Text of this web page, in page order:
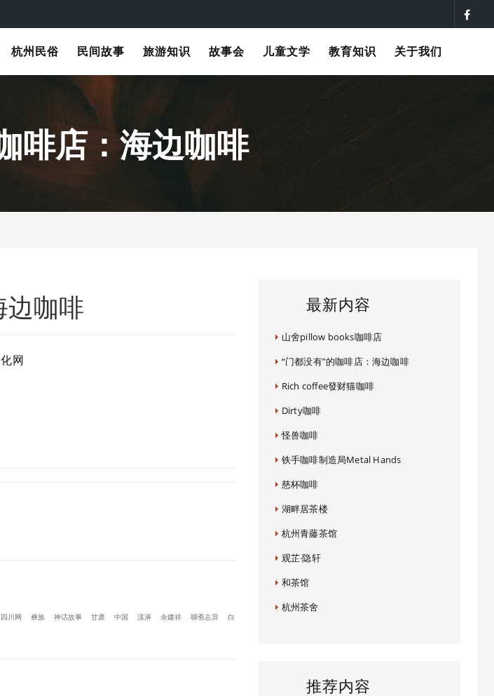
杭州民俗 民间故事 旅游知识 故事会 儿童文学 教育知识 关于我们
啡店：海边咖啡
边咖啡
网
川网 彝族 神话故事 甘肃 中国 漾濞 余建祥 聊斋志异
白
最新内容
山舍pillow books咖啡店
“门都没有”的咖啡店：海边咖啡
Rich coffee發财猫咖啡
Dirty咖啡
怪兽咖啡
铁手咖啡制造局Metal Hands
慈杯咖啡
湖畔居茶楼
杭州青藤茶馆
观芷·隐轩
和茶馆
杭州茶舍
推荐内容